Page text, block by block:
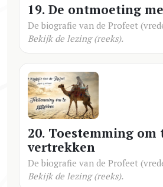
19. De ontmoeting
De biografie van de Profeet
Bekijk de lezing (reeks).
20. Toestemming om
vertrekken
De biografie van de Profeet
Bekijk de lezing (reeks).